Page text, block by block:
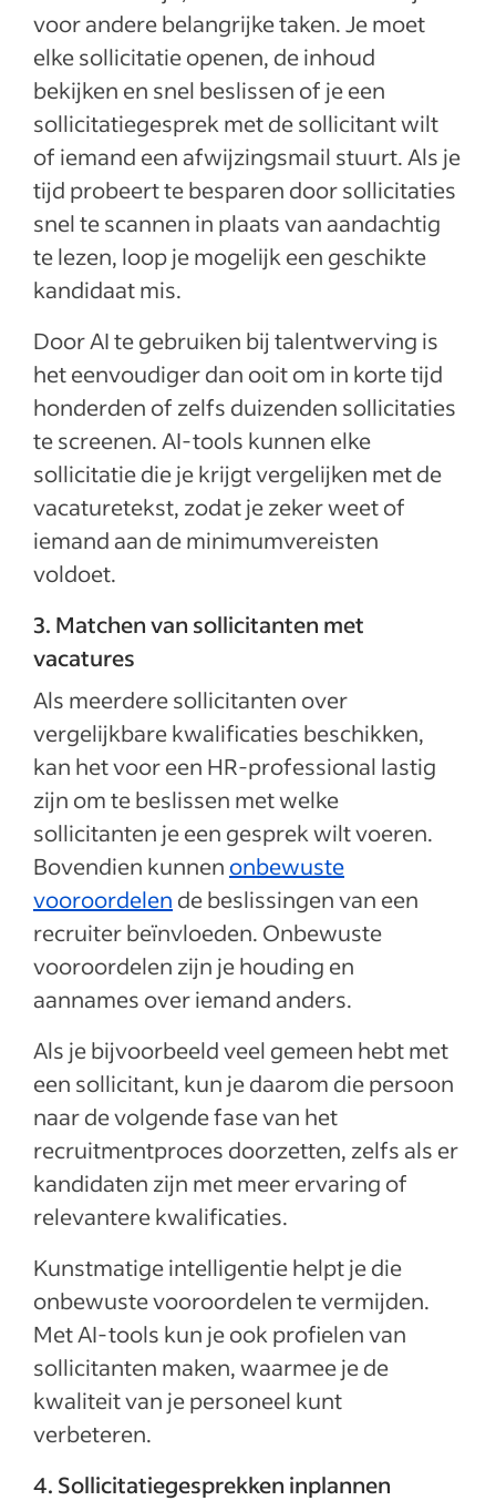
voor andere belangrijke taken. Je moet
elke sollicitatie openen, de inhoud
bekijken en snel beslissen of je een
sollicitatiegesprek met de sollicitant wilt
of iemand een afwijzingsmail stuurt. Als je
tijd probeert te besparen door sollicitaties
snel te scannen in plaats van aandachtig
te lezen, loop je mogelijk een geschikte
kandidaat mis.
Door AI te gebruiken bij talentwerving is
het eenvoudiger dan ooit om in korte tijd
honderden of zelfs duizenden sollicitaties
te screenen. AI-tools kunnen elke
sollicitatie die je krijgt vergelijken met de
vacaturetekst, zodat je zeker weet of
iemand aan de minimumvereisten
voldoet.
3. Matchen van sollicitanten met
vacatures
Als meerdere sollicitanten over
vergelijkbare kwalificaties beschikken,
kan het voor een HR-professional lastig
zijn om te beslissen met welke
sollicitanten je een gesprek wilt voeren.
Bovendien kunnen onbewuste
vooroordelen de beslissingen van een
recruiter beïnvloeden. Onbewuste
vooroordelen zijn je houding en
aannames over iemand anders.
Als je bijvoorbeeld veel gemeen hebt met
een sollicitant, kun je daarom die persoon
naar de volgende fase van het
recruitmentproces doorzetten, zelfs als er
kandidaten zijn met meer ervaring of
relevantere kwalificaties.
Kunstmatige intelligentie helpt je die
onbewuste vooroordelen te vermijden.
Met AI-tools kun je ook profielen van
sollicitanten maken, waarmee je de
kwaliteit van je personeel kunt
verbeteren.
4. Sollicitatiegesprekken inplannen